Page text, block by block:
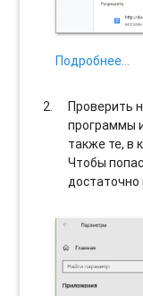
Подробнее…
Проверить
программы
также те, в
Чтобы